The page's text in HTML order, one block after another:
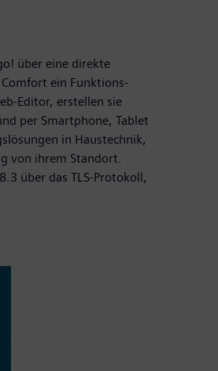
über eine direkte
ein Funktions-
Editor, erstellen sie
per Smartphone, Tablet
in Haustechnik,
von ihrem Standort.
über das TLS-Protokoll,